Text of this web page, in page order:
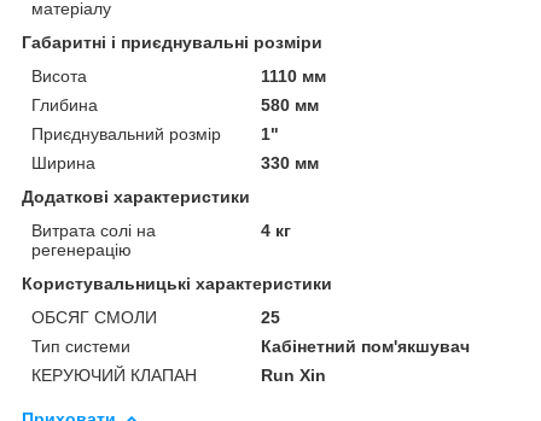
матеріалу
Габаритні і приєднувальні розміри
Висота
1110 мм
Глибина
580 мм
Приєднувальний розмір
1"
Ширина
330 мм
Додаткові характеристики
Витрата солі на
регенерацію
4 кг
Користувальницькі характеристики
ОБСЯГ СМОЛИ
25
Тип системи
Кабінетний пом'якшувач
КЕРУЮЧИЙ КЛАПАН
Run Xin